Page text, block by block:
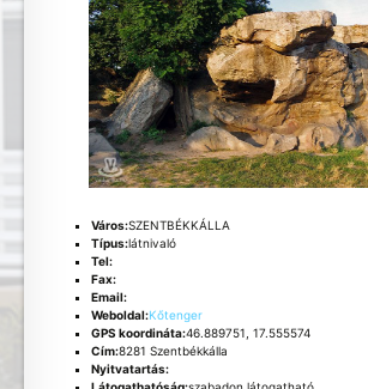
Város:SZENTBÉKKÁLLA
Típus:látnivaló
Tel:
Fax:
Email:
Weboldal:Kőtenger
GPS koordináta:46.889751, 17.555574
Cím:8281 Szentbékkálla
Nyitvatartás: